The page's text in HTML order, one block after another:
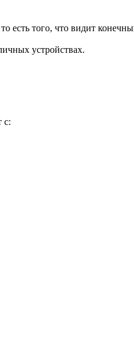
есть того, что видит
устройствах.
с: